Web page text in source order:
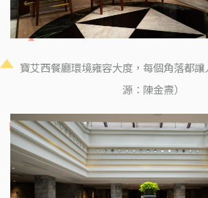
寶艾西餐廳環境雍容大度，每個角落都
源：陳金燾）